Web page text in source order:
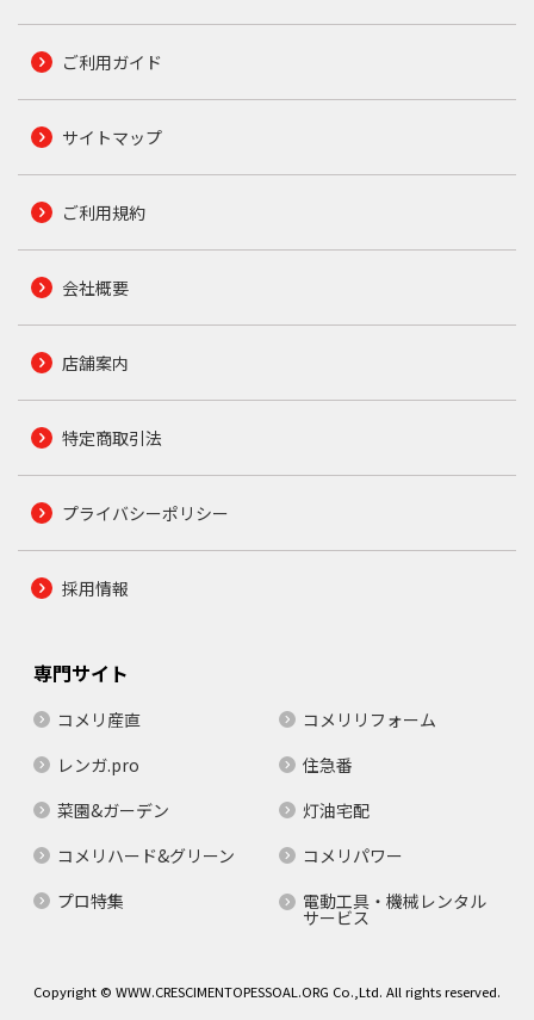
ご利用ガイド
サイトマップ
ご利用規約
会社概要
店舗案内
特定商取引法
プライバシーポリシー
採用情報
専門サイト
コメリ産直
コメリリフォーム
レンガ.pro
住急番
菜園&ガーデン
灯油宅配
コメリハード&グリーン
コメリパワー
プロ特集
電動工具・機械レンタル
サービス
Copyright © WWW.CRESCIMENTOPESSOAL.ORG Co.,Ltd. All rights reserved.